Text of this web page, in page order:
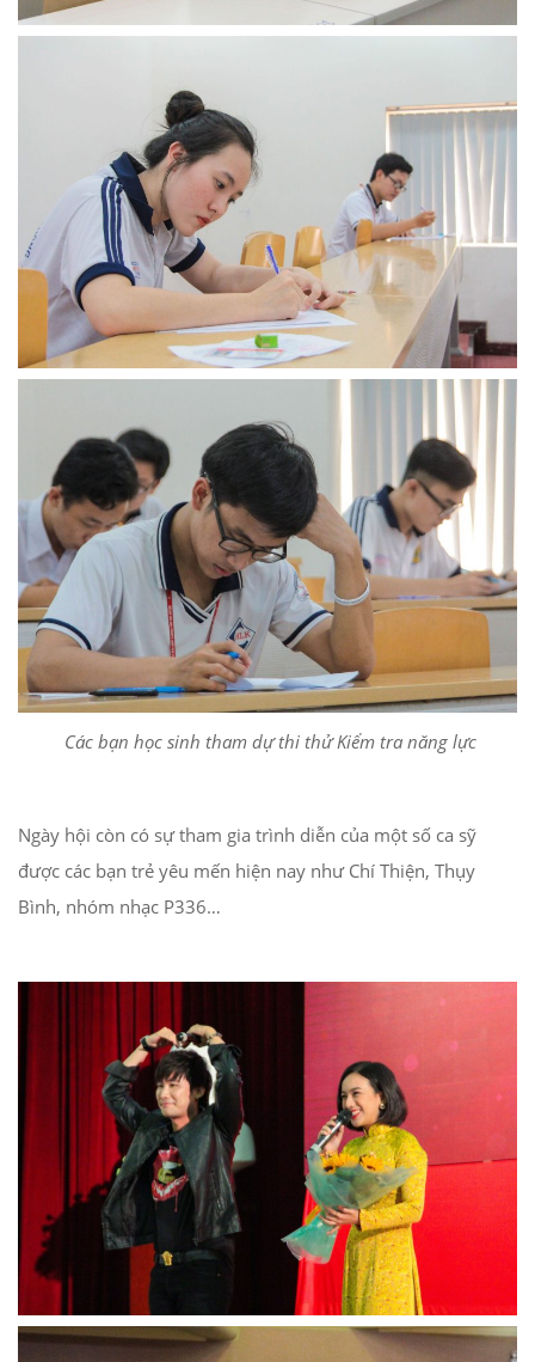
Các bạn học sinh tham dự thi thử Kiểm tra năng lực
Ngày hội còn có sự tham gia trình diễn của một số ca sỹ
được các bạn trẻ yêu mến hiện nay như Chí Thiện, Thụy
Bình, nhóm nhạc P336…